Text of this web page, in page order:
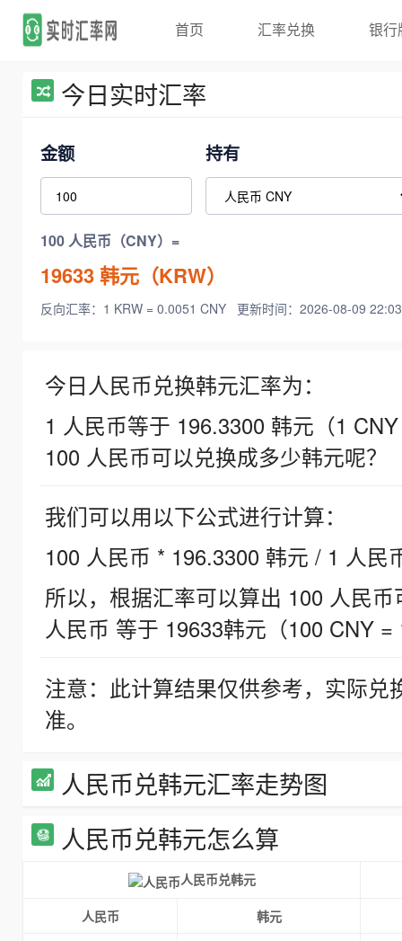
首页 汇率兑换 银行
今日实时汇率
金额 持有
100 人民币（CNY）=
19633韩元（KRW）
反向汇率：1 KRW = 0.0051 CNY 更新时间：2026-08-09
今日人民币兑换韩元汇率为：
1 人民币等于 196.3300 韩元（1
100 人民币可以兑换成多少韩元呢？
我们可以用以下公式进行计算：
100 人民币 * 196.3300 韩元 / 1 人民
所以，根据汇率可以算出 100 人民
人民币 等于 19633韩元（100 CNY =
注意：此计算结果仅供参考，实际
准。
人民币兑韩元汇率走势图
人民币兑韩元怎么算
人民币兑韩元
人民币
韩元